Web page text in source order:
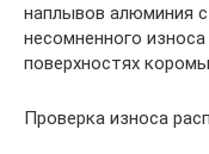
наплывов алюминия
несомненного
поверхностях
Проверка износа